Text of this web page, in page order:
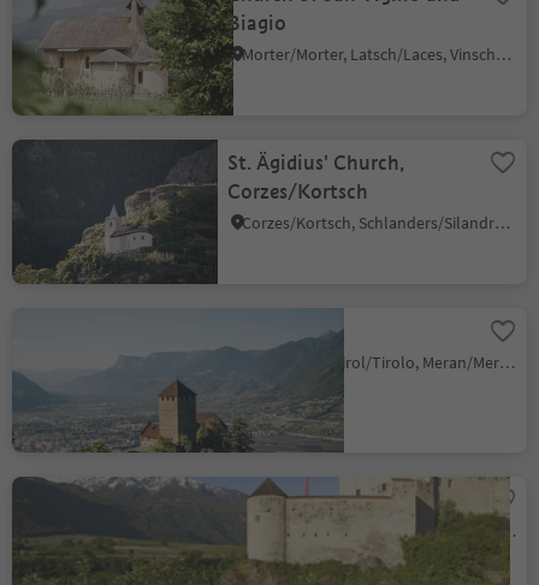
Biagio
Morter/Morter, Latsch/Laces, Vinschgau/Val Venosta
St. Ägidius' Church,
Corzes/Kortsch
Corzes/Kortsch, Schlanders/Silandro, Vinschgau/Val Venosta
Tyrol Castle
Tirolo/Tirol, Tirol/Tirolo, Meran/Merano and environs
Castelbello Castle
Castelbello/Kastelbell, Kastelbell-Tschars/Castelbello-Ciardes, Vinschgau/Val Venosta